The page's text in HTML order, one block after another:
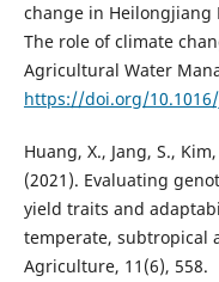
change in Heilongjiang
The role of climate
Agricultural Water
https://doi.org/
Huang, X., Jang, S.,
(2021). Evaluating
yield traits and
temperate, subtropical
Agriculture, 11(6), 558.